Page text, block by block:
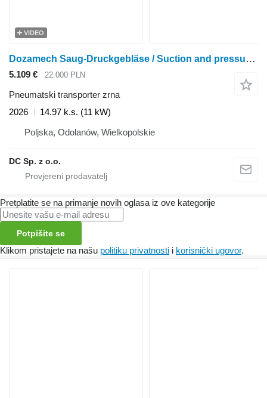
VIDEO
Dozamech Saug-Druckgebläse / Suction and pressure blower / Suceuse
5.109 € 22.000 PLN
Pneumatski transporter zrna
2026
14.97 k.s. (11 kW)
Poljska, Odolanów, Wielkopolskie
DC Sp. z o.o.
Pretplatite se na primanje novih oglasa iz ove kategorije
Potpišite se
Klikom pristajete na našu politiku privatnosti i korisnički ugovor.